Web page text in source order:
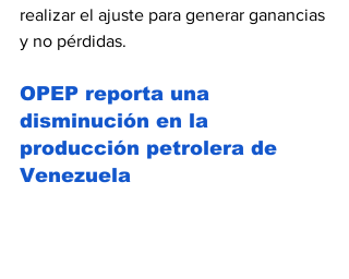
realizar el ajuste para generar ganancias
y no pérdidas.
OPEP reporta una
disminución en la
producción petrolera de
Venezuela